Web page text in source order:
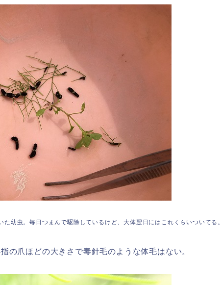
幼虫。毎日つまんで駆除しているけど、大体翌日にはこれくらいついてる。
の爪ほどの大きさで毒針毛のような体毛はない。